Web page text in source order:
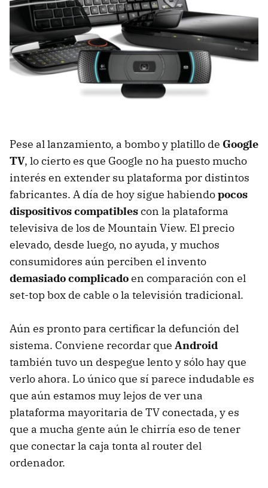
Pese al lanzamiento, a bombo y platillo de Google
TV, lo cierto es que Google no ha puesto mucho
interés en extender su plataforma por distintos
fabricantes. A día de hoy sigue habiendopocos
dispositivos compatiblescon la plataforma
televisiva de los de Mountain View. El precio
elevado, desde luego, no ayuda, y muchos
consumidores aún perciben el invento
demasiado complicadoen comparación con el
set-top box de cable o la televisión tradicional.
Aún es pronto para certificar la defunción del
sistema. Conviene recordar que Android
también tuvo un despegue lento y sólo hay que
verlo ahora. Lo único que sí parece indudable es
que aún estamos muy lejos de ver una
plataforma mayoritaria de TV conectada, y es
que a mucha gente aún le chirría eso de tener
que conectar la caja tonta al router del
ordenador.